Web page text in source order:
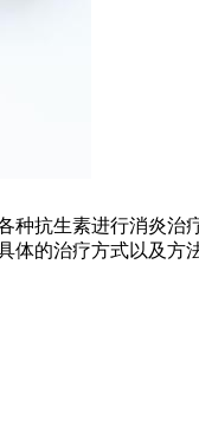
抗生素进行消炎治
体的治疗方式以及方